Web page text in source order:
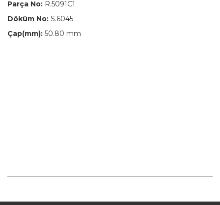
Parça No: R.5091C1
Döküm No: S.6045
Çap(mm): 50.80 mm